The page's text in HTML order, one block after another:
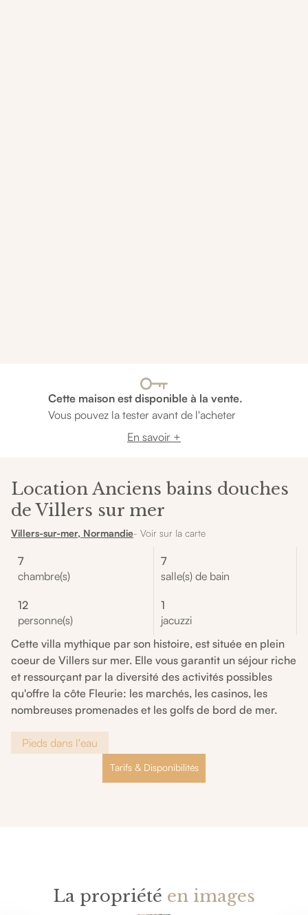
Cette maison est disponible à la vente.
Vous pouvez la tester avant de l'acheter
En savoir +
Location Anciens bains douches
de Villers sur mer
Villers-sur-mer, Normandie- Voir sur la carte
7
chambre(s)
7
salle(s) de bain
12
personne(s)
1
jacuzzi
Cette villa mythique par son histoire, est située en plein
coeur de Villers sur mer. Elle vous garantit un séjour riche
et ressourçant par la diversité des activités possibles
qu'offre la côte Fleurie: les marchés, les casinos, les
nombreuses promenades et les golfs de bord de mer.
Pieds dans l'eau
Tarifs & Disponibilités
La propriété en images